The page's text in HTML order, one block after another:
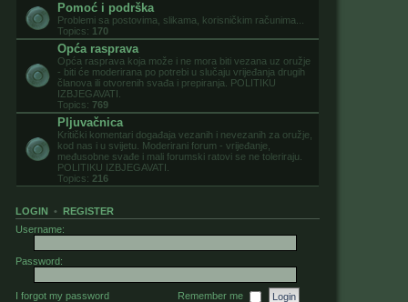
Pomoć i podrška
Problemi sa postovima, slikama, korisničkim računima...
Topics: 170
Opća rasprava
Opća rasprava koja može i ne mora biti vezana uz oružje
- biti će moderirana po potrebi u slučaju vrijeđanja drugih
članova ili otvorenih svađa i prepiranja. POLITIKU
IZBJEGAVATI.
Topics: 769
Pljuvačnica
Kritički komentari događaja vezanih i nevezanih za oružje,
kod nas i u svijetu. Moderirani forum - vrijeđanje,
međusobne svađe i mali forumski ratovi se ne toleriraju.
POLITIKU IZBJEGAVATI.
Topics: 216
LOGIN • REGISTER
Username:
Password:
I forgot my password Remember me